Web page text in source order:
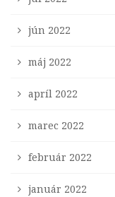
jún 2022
máj 2022
apríl 2022
marec 2022
február 2022
január 2022